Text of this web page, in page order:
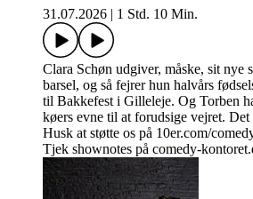
31.07.2026
1 Std. 10 Min.
Clara Schøn udgiver, måske, sit nye
barsel, og så fejrer hun halvårs
til Bakkefest i Gilleleje. Og Torben
køers evne til at forudsige vejret.
Husk at støtte os på 10er.com/
Tjek shownotes på comedy-